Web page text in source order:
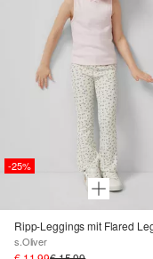
-25%
Ripp-Leggings mit Flared
s.Oliver